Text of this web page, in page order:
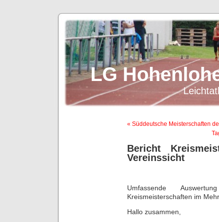
LG
« Süddeutsche Meisterschaften
Bericht
Vereinssicht
Umfassende
Kreismeisterschaften im
Hallo zusammen,